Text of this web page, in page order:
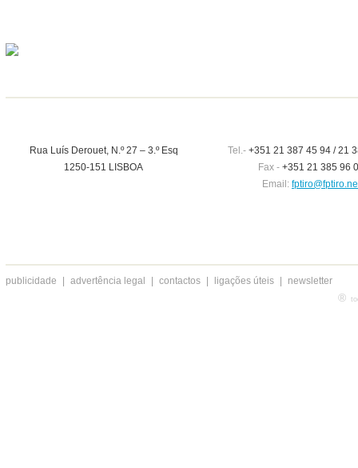
Rua Luís Derouet, N.º 27 – 3.º Esq
1250-151 LISBOA
Tel.-+351 21 387 45 94 / 21
Fax - +351 21 385 96
Email:
publicidade advertência legal contactos ligações úteis newsletter
®